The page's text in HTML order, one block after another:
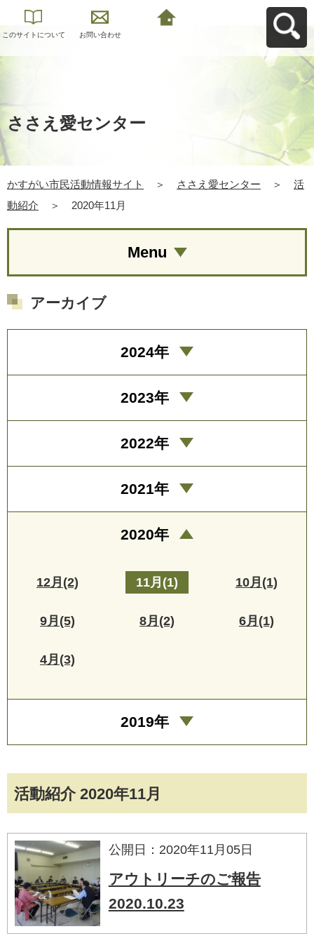
このサイトについて お問い合わせ
ささえ愛センター
かすがい市民活動情報サイト ＞ ささえ愛センター ＞
活
動紹介
＞ 2020年11月
活動紹介 2020年11月
公開日：2020年11月05日
アウトリーチのご報告
2020.10.23
Menu
アーカイブ
2024年
2023年
2022年
2021年
2020年
12月(2) 11月(1) 10月(1)
9月(5) 8月(2) 6月(1)
4月(3)
2019年